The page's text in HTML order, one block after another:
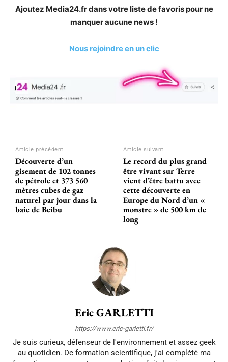
Ajoutez Media24.fr dans votre liste de favoris pour ne
manquer aucune news !
Nous rejoindre en un clic
Article précédent
Découverte d’un
gisement de 102 tonnes
de pétrole et 373 560
mètres cubes de gaz
naturel par jour dans la
baie de Beibu
Article suivant
Le record du plus grand
être vivant sur Terre
vient d’être battu avec
cette découverte en
Europe du Nord d’un «
monstre » de 500 km de
long
Eric GARLETTI
https://www.eric-garletti.fr/
Je suis curieux, défenseur de l'environnement et assez geek
au quotidien. De formation scientifique, j'ai complété ma